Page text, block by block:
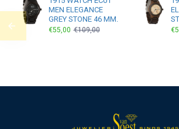
MEN ELEGANCE
GREY STONE 46 MM.
€55,00 €109,00